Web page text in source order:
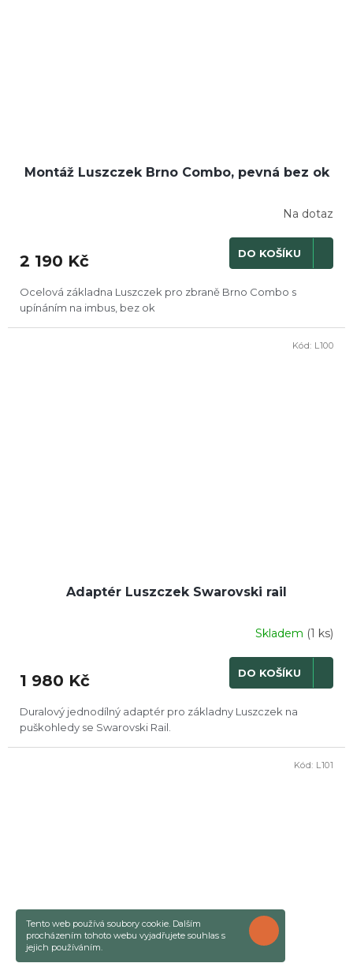
Tento web používá soubory cookie. Dalším
procházením tohoto webu vyjadřujete souhlas s
jejich používáním.
ROZUMÍM
Montáž Luszczek Brno Combo, pevná bez ok
Na dotaz
2 190 Kč DO KOŠÍKU
Ocelová základna Luszczek pro zbraně Brno Combo s
upínáním na imbus, bez ok
Adaptér Luszczek Swarovski rail
Skladem (1 ks)
1 980 Kč DO KOŠÍKU
Duralový jednodílný adaptér pro základny Luszczek na
puškohledy se Swarovski Rail.
Kód: L100
Kód: L101